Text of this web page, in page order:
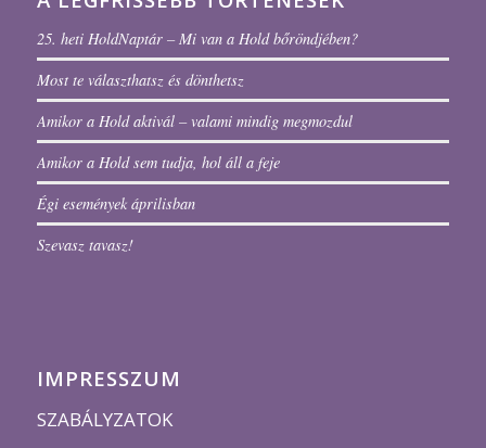
25. heti HoldNaptár – Mi van a Hold bőröndjében?
Most te választhatsz és dönthetsz
Amikor a Hold aktivál – valami mindig megmozdul
Amikor a Hold sem tudja, hol áll a feje
Égi események áprilisban
Szevasz tavasz!
IMPRESSZUM
SZABÁLYZATOK